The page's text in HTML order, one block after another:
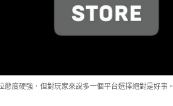
態度硬強，但對玩家來說多一個平台選擇絕對是好事。